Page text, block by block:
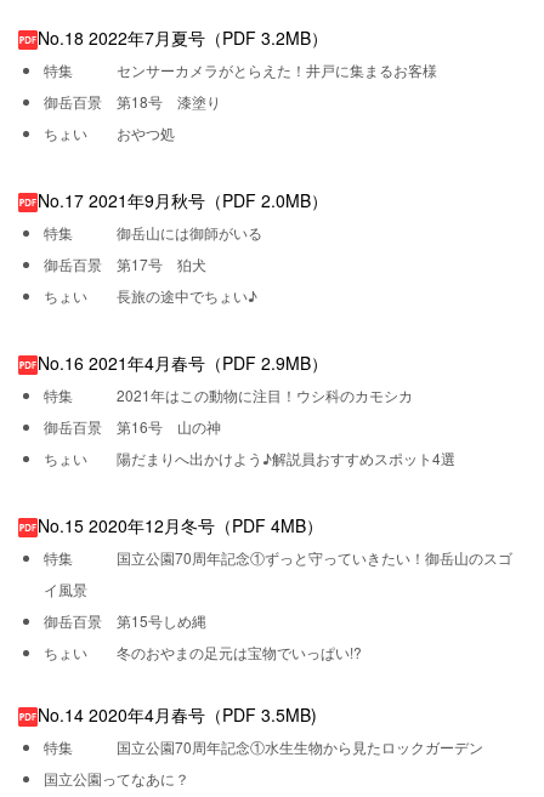
No.18 2022年7月夏号（PDF 3.2MB）
特集 センサーカメラがとらえた！井戸に集まるお客様
御岳百景 第18号 漆塗り
ちょい おやつ処
No.17 2021年9月秋号（PDF 2.0MB）
特集 御岳山には御師がいる
御岳百景 第17号 狛犬
ちょい 長旅の途中でちょい♪
No.16 2021年4月春号（PDF 2.9MB）
特集 2021年はこの動物に注目！ウシ科のカモシカ
御岳百景 第16号 山の神
ちょい 陽だまりへ出かけよう♪解説員おすすめスポット4選
No.15 2020年12月冬号（PDF 4MB）
特集 国立公園70周年記念①ずっと守っていきたい！御岳山のスゴ
イ風景
御岳百景 第15号しめ縄
ちょい 冬のおやまの足元は宝物でいっぱい!?
No.14 2020年4月春号（PDF 3.5MB)
特集 国立公園70周年記念①水生生物から見たロックガーデン
国立公園ってなあに？